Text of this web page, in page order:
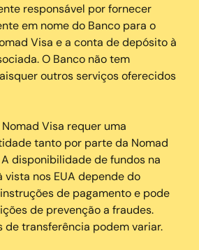
responsável por fornecer
em nome do Banco para o
Visa e a conta de depósito à
O Banco não tem
outros serviços oferecidos
Visa requer uma
tanto por parte da Nomad
disponibilidade de fundos na
nos EUA depende do
de pagamento e pode
de prevenção a fraudes.
de transferência podem variar.